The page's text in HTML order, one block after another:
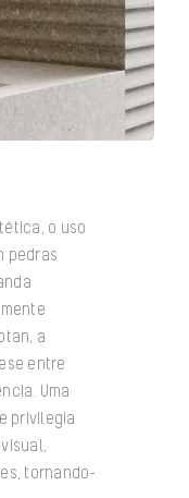
o uso
pedras
a
entre
Uma
privilegia
tornando-